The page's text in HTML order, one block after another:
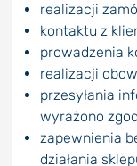
realizacji
kontaktu z
prowadzenia
realizacji
przesyłania
wyrażono
zapewnienia
działania